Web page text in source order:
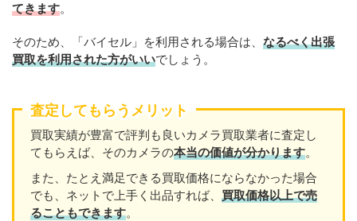
てきます。
そのため、「バイセル」を利用される場合は、 なるべく出張
買取を利用された方がいいでしょう。
査定してもらうメリット
買取実績が豊富で評判も良いカメラ買取業者に査定し
てもらえば、そのカメラの本当の価値が分かります。
また、たとえ満足できる買取価格にならなかった場合
でも、ネットで上手く出品すれば、 買取価格以上で売
ることもできます。